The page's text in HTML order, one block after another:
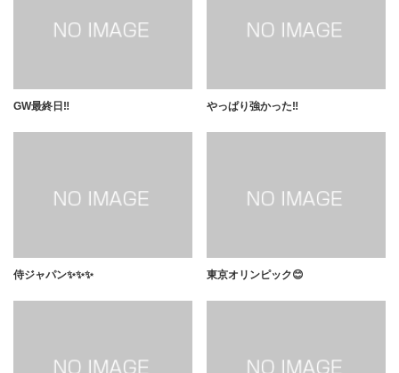
GW最終日‼️ やっぱり強かった‼️
侍ジャパン✨✨✨ 東京オリンピック😊